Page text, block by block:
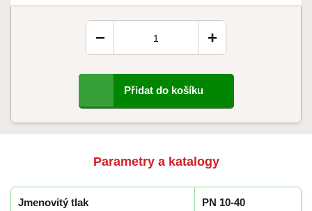
+
−
Přidat do košíku
Parametry a katalogy
Jmenovitý tlak PN 10-40